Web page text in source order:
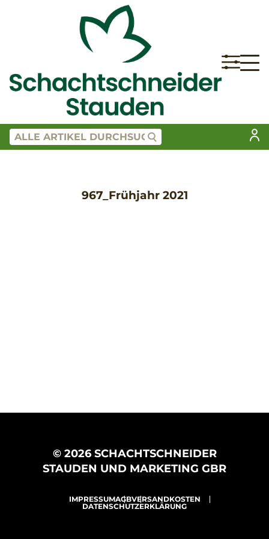
967_Frühjahr 2021
© 2026 SCHACHTSCHNEIDER
STAUDEN UND MARKETING GBR
IMPRESSUMAGBVERSANDKOSTEN
DATENSCHUTZERKLÄRUNG